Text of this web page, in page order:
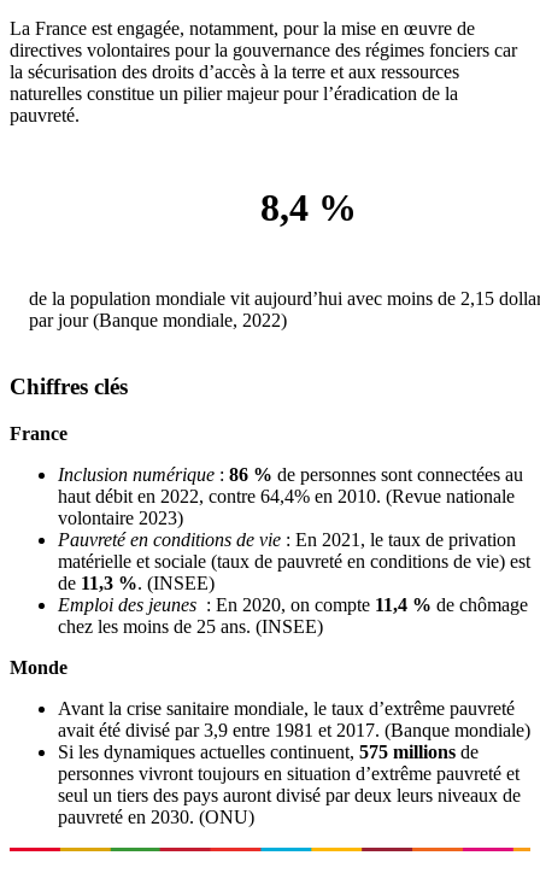
La France est engagée, notamment, pour la mise en œuvre de
directives volontaires pour la gouvernance des régimes fonciers car
la sécurisation des droits d’accès à la terre et aux ressources
naturelles constitue un pilier majeur pour l’éradication de la
pauvreté.
8,4 %
de la population mondiale vit aujourd’hui avec moins de 2,15
par jour (Banque mondiale, 2022)
Chiffres clés
France
Inclusion numérique : 86 % de personnes sont connectées au
haut débit en 2022, contre 64,4% en 2010. (Revue nationale
volontaire 2023)
Pauvreté en conditions de vie : En 2021, le taux de privation
matérielle et sociale (taux de pauvreté en conditions de vie) est
de 11,3 %. (INSEE)
Emploi des jeunes : En 2020, on compte 11,4 % de chômage
chez les moins de 25 ans. (INSEE)
Monde
Avant la crise sanitaire mondiale, le taux d’extrême pauvreté
avait été divisé par 3,9 entre 1981 et 2017. (Banque mondiale)
Si les dynamiques actuelles continuent, 575 millions de
personnes vivront toujours en situation d’extrême pauvreté et
seul un tiers des pays auront divisé par deux leurs niveaux de
pauvreté en 2030. (ONU)